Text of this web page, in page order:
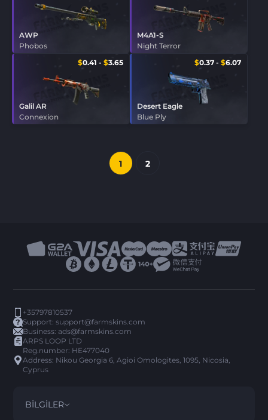
AWP
Phobos
M4A1-S
Night Terror
$0.41 - $3.65
Galil AR
Connexion
$0.37 - $6.07
Desert Eagle
Blue Ply
1 2
+35797810537
Support:support@farmskins.com
Business:ads@farmskins.com
ARPS LOOP LTD
Reg.number: HE477040
Address: Nikou Georgia 6, Agioi Omologites, 1095, Nicosia,
Cyprus
BILGILER